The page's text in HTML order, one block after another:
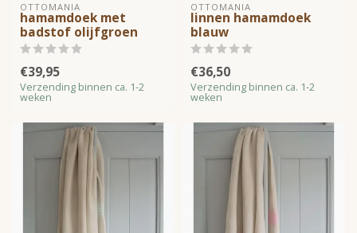
OTTOMANIA
hamamdoek met
badstof olijfgroen
€39,95
Verzending binnen ca. 1-2
weken
OTTOMANIA
linnen hamamdoek
blauw
€36,50
Verzending binnen ca. 1-2
weken